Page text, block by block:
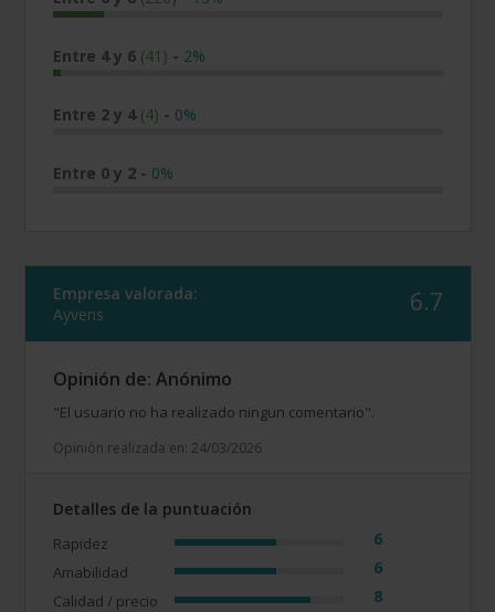
Entre 4 y 6 (41) - 2%
Entre 2 y 4 (4) - 0%
Entre 0 y 2 - 0%
Empresa valorada:
Ayvens
6.7
Opinión de: Anónimo
"El usuario no ha realizado ningun comentario".
Opinión realizada en: 24/03/2026
Detalles de la puntuación
Rapidez 6
Amabilidad 6
Calidad / precio 8